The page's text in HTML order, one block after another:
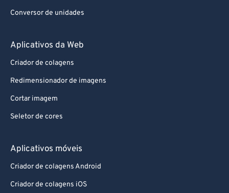
Conversor de unidades
Aplicativos da Web
Criador de colagens
Redimensionador de imagens
Cortar imagem
Seletor de cores
Aplicativos móveis
Criador de colagens Android
Criador de colagens iOS